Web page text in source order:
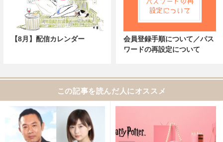
【8月】配信カレンダー
会員登録手順について／パス
ワードの再設定について
この記事を読んだ人にオススメ